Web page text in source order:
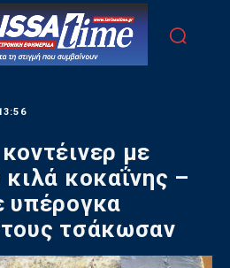
με
κοκαΐνης –
υπέρογκα
τσάκωσαν